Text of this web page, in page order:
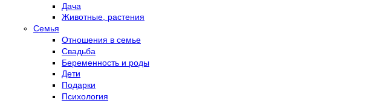
Дача
Животные, растения
Семья
Отношения в семье
Свадьба
Беременность и роды
Дети
Подарки
Психология